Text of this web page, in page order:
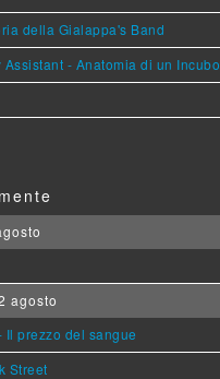
della Gialappa's Band
Assistant - Anatomia di un Incubo
agosto
Il prezzo del sangue
Street